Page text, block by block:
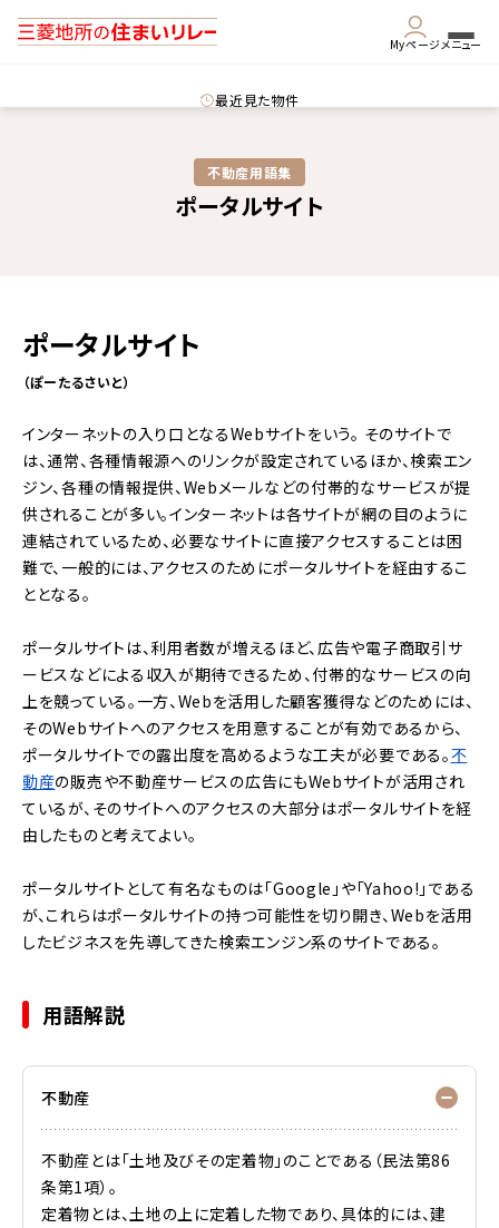
Myページメニュー
最近見た物件
不動産用語集​
ポータルサイト
ポータルサイト
（ぽーたるさいと）
インターネットの入り口となるWebサイトをいう。 そのサイトで
は、通常、各種情報源へのリンクが設定されているほか、検索エン
ジン、各種の情報提供、Webメールなどの付帯的なサービスが提
供されることが多い。インターネットは各サイトが網の目のように
連結されているため、必要なサイトに直接アクセスすることは困
難で、一般的には、アクセスのためにポータルサイトを経由するこ
ととなる。
ポータルサイトは、利用者数が増えるほど、広告や電子商取引サ
ービスなどによる収入が期待できるため、付帯的なサービスの向
上を競っている。一方、Webを活用した顧客獲得などのためには、
そのWebサイトへのアクセスを用意することが有効であるから、
ポータルサイトでの露出度を高めるような工夫が必要である。不
動産の販売や不動産サービスの広告にもWebサイトが活用され
ているが、そのサイトへのアクセスの大部分はポータルサイトを経
由したものと考えてよい。
ポータルサイトとして有名なものは「Google」や「Yahoo!」である
が、これらはポータルサイトの持つ可能性を切り開き、Webを活用
したビジネスを先導してきた検索エンジン系のサイトである。
用語解説
不動産
不動産とは「土地及びその定着物」のことである（民法第86
条第1項）。
定着物とは、土地の上に定着した物であり、具体的には、建